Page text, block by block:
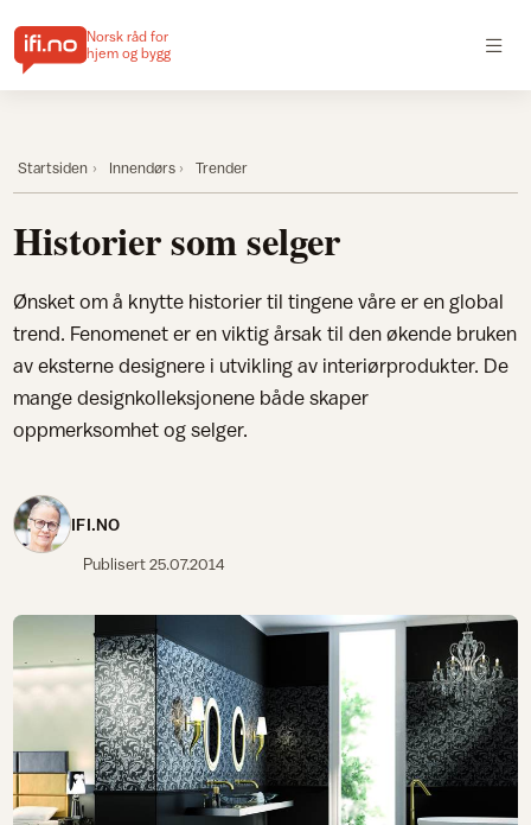
Norsk råd for
hjem og bygg
Startsiden Innendørs Trender
Historier som selger
Ønsket om å knytte historier til tingene våre er en global
trend. Fenomenet er en viktig årsak til den økende bruken
av eksterne designere i utvikling av interiørprodukter. De
mange designkolleksjonene både skaper
oppmerksomhet og selger.
IFI.NO
Publisert25.07.2014